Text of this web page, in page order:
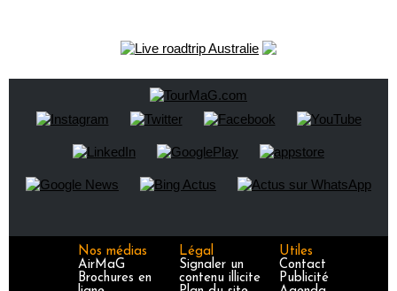
Nos médias
AirMaG
Brochures en
Légal
Signaler un
contenu illicite
Utiles
Contact
Publicité